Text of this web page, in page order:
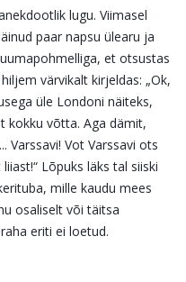
lugu. Viimasel
paar napsu ülearu ja
et otsustas
värvikalt kirjeldas: „Ok,
üle Londoni näiteks,
kokku võtta. Aga dämit,
Varssavi! Vot Varssavi ots
Lõpuks läks tal siiski
mille kaudu mees
osaliselt või täitsa
eriti ei loetud.